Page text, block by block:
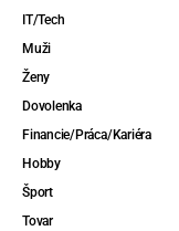
IT/Tech
Muži
Ženy
Dovolenka
Financie/Práca/Kariéra
Hobby
Šport
Tovar